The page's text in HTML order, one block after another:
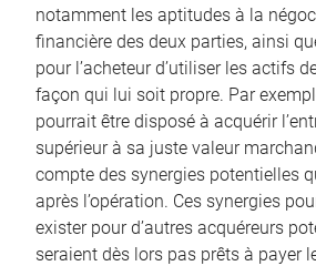
notamment les aptitudes à la
financière des deux parties, ainsi
pour l’acheteur d’utiliser les actifs
façon qui lui soit propre. Par
pourrait être disposé à acquérir
supérieur à sa juste valeur
compte des synergies potentielles
après l’opération. Ces synergies
exister pour d’autres acquéreurs
seraient dès lors pas prêts à payer